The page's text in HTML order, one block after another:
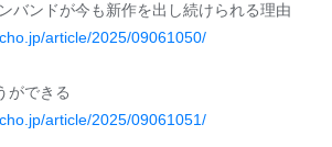
バンドが今も新作を出し続けられる理由
article/2025/09061050/
ができる
article/2025/09061051/